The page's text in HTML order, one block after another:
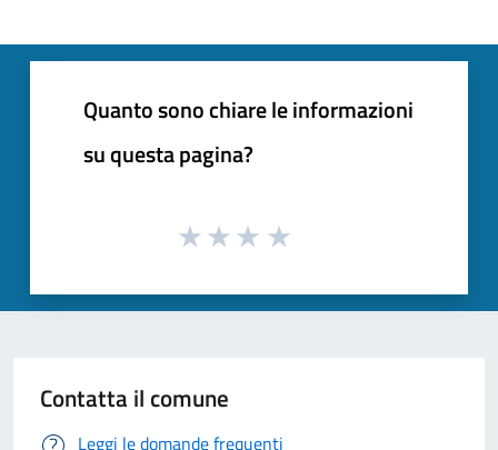
Quanto sono chiare le informazioni
su questa pagina?
Contatta il comune
Leggi le domande frequenti